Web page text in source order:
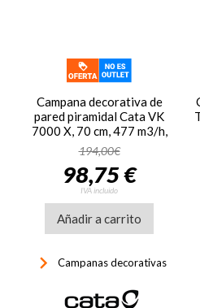
Campana decorativa de
pared piramidal Cata VK
7000 X, 70 cm, 477 m3/h,
clase A, 3 velocidades,
69dB, luz LED, inox
194,00€
98,75 €
IVA incluido
Añadir a carrito
keyboard_arrow_right Campanas decorativas